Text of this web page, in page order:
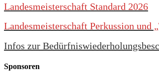
Landesmeisterschaft Standard 2026
Landesmeisterschaft Perkussion und
Infos zur
Sponsoren